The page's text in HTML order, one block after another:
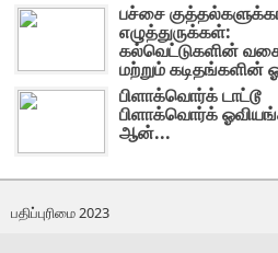
பச்சை
எழுத்துருக்கள்:
கல்வெட்டுகளின்
மற்றும் கடிதங்களின்
பிளாக்வொர்க் டாட்டூ
பிளாக்வொர்க்
ஆன்...
பதிப்புரிமை 2023